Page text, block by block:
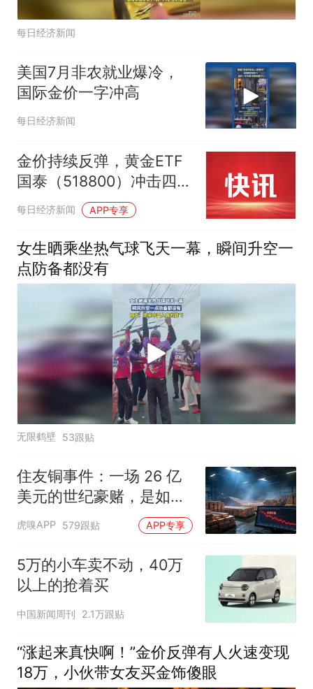
每日经济新闻
美国7月非农就业爆冷，
国际金价一字冲高
每日经济新闻
金价持续反弹，黄金ETF
国泰（518800）冲击四连
阳，近20日“吸金”超4.5亿
每日经济新闻 APP专享
女生晒乘坐热气球飞天一幕，瞬间升空一
点防备都没有
无限鹤壁 53跟贴
住友铜事件：一场 26 亿
美元的世纪豪赌，是如何
崩盘的
虎嗅APP 579跟贴 APP专享
5万的小车卖不动，40万
以上的抢着买
中国新闻周刊 2.1万跟贴
“涨起来真快啊！”金价反弹有人火速变现
18万，小伙带女友买金饰傻眼